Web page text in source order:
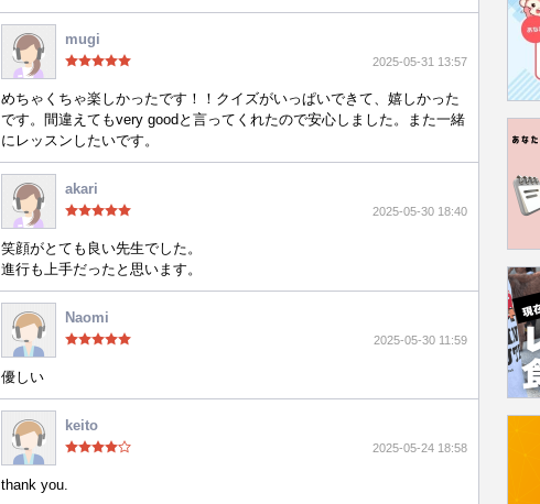
mugi
2025-05-31 13:57
めちゃくちゃ楽しかったです！！クイズがいっぱいできて、嬉しかった
です。間違えてもvery goodと言ってくれたので安心しました。また一緒
にレッスンしたいです。
akari
2025-05-30 18:40
笑顔がとても良い先生でした。
進行も上手だったと思います。
Naomi
2025-05-30 11:59
優しい
keito
2025-05-24 18:58
thank you.